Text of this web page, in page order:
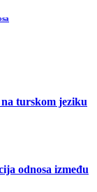
turskom jeziku
odnosa između